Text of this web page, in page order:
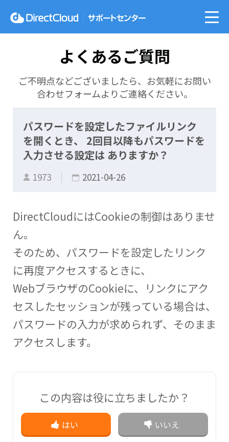
よくあるご質問
ご不明点などございましたら、お気軽にお問い
合わせフォームよりご連絡ください。
パスワードを設定したファイルリンク
を開くとき、 2回目以降もパスワードを
入力させる設定は ありますか？
1973 2021-04-26
DirectCloudにはCookieの制御はありませ
ん。
そのため、パスワードを設定したリンク
に再度アクセスするときに、
WebブラウザのCookieに、リンクにアク
セスしたセッションが残っている場合は、
パスワードの入力が求められず、そのまま
アクセスします。
この内容は役に立ちましたか？
はい いいえ